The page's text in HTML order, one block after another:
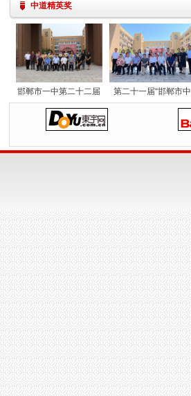
中道精英奖
邯郸市一中第二十二届 第二十一届“邯郸市中